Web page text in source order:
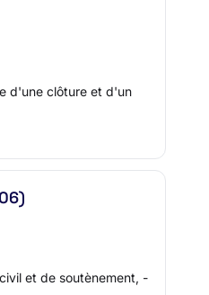
d'une clôture et d'un
et de soutènement, -